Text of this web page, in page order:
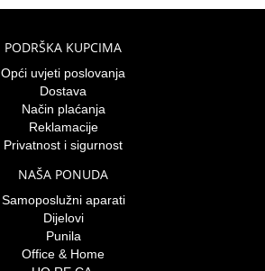
PODRŠKA KUPCIMA
Opći uvjeti poslovanja
Dostava
Način plaćanja
Reklamacije
Privatnost i sigurnost
NAŠA PONUDA
Samoposlužni aparati
Dijelovi
Punila
Office & Home